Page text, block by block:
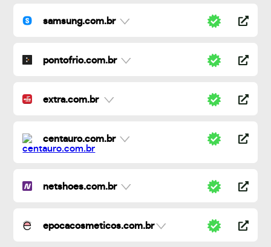
samsung.com.br
pontofrio.com.br
extra.com.br
centauro.com.br
netshoes.com.br
epocacosmeticos.com.br